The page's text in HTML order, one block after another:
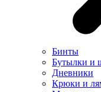
Бинты
Бутылки и
Дневники
Крюки и